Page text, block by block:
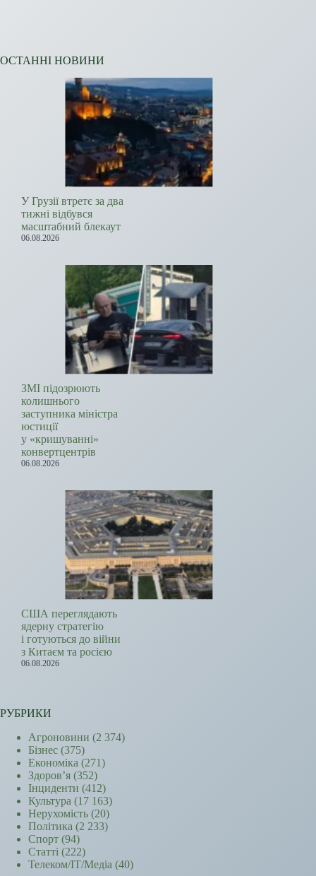
ОСТАННІ НОВИНИ
У Грузії втретє за два
тижні відбувся
масштабний блекаут
06.08.2026
ЗМІ підозрюють
колишнього
заступника міністра
юстиції
у «кришуванні»
конвертцентрів
06.08.2026
США переглядають
ядерну стратегію
і готуються до війни
з Китаєм та росією
06.08.2026
РУБРИКИ
Агроновини (2 374)
Бізнес (375)
Економіка (271)
Здоров’я (352)
Інциденти (412)
Культура (17 163)
Нерухомість (20)
Політика (2 233)
Спорт (94)
Статті (222)
Телеком/ІТ/Медіа (40)